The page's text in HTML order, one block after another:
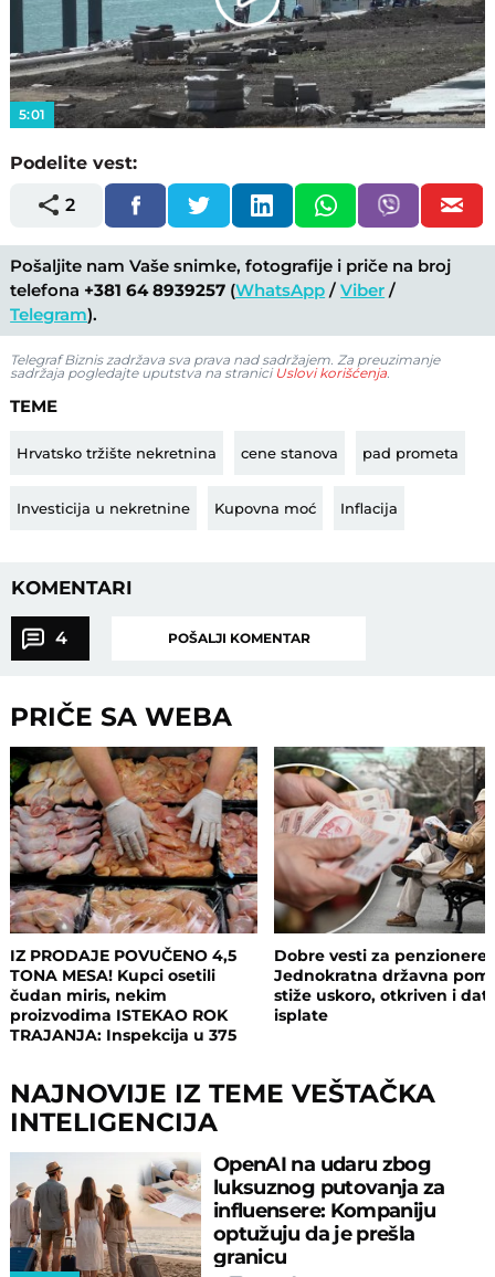
Play
Video
5:01
Podelite vest:
2
Pošaljite nam Vaše snimke, fotografije i priče na broj
telefona +381 64 8939257 (WhatsApp /Viber /
Telegram).
Telegraf Biznis zadržava sva prava nad sadržajem. Za preuzimanje
sadržaja pogledajte uputstva na stranici Uslovi korišćenja
TEME
Hrvatsko tržište nekretnina cene stanova pad prometa
Investicija u nekretnine Kupovna moć Inflacija
KOMENTARI
4 POŠALJI KOMENTAR
PRIČE SA WEBA
IZ PRODAJE POVUČENO 4,5
TONA MESA! Kupci osetili
čudan miris, nekim
proizvodima ISTEKAO ROK
TRAJANJA: Inspekcija u 375
Dobre vesti za penzionere:
Jednokratna državna
stiže uskoro, otkriven i
isplate
NAJNOVIJE IZ TEME VEŠTAČKA
INTELIGENCIJA
OpenAI na udaru zbog
luksuznog putovanja za
influensere: Kompaniju
optužuju da je prešla
granicu